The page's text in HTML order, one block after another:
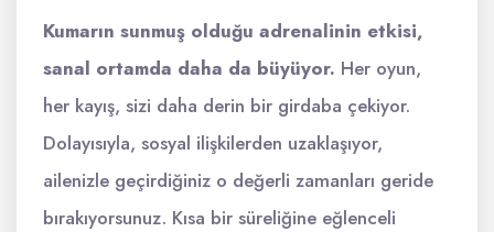
Kumarın sunmuş olduğu adrenalinin etkisi,
sanal ortamda daha da büyüyor. Her oyun,
her kayış, sizi daha derin bir girdaba çekiyor.
Dolayısıyla, sosyal ilişkilerden uzaklaşıyor,
ailenizle geçirdiğiniz o değerli zamanları geride
bırakıyorsunuz. Kısa bir süreliğine eğlenceli